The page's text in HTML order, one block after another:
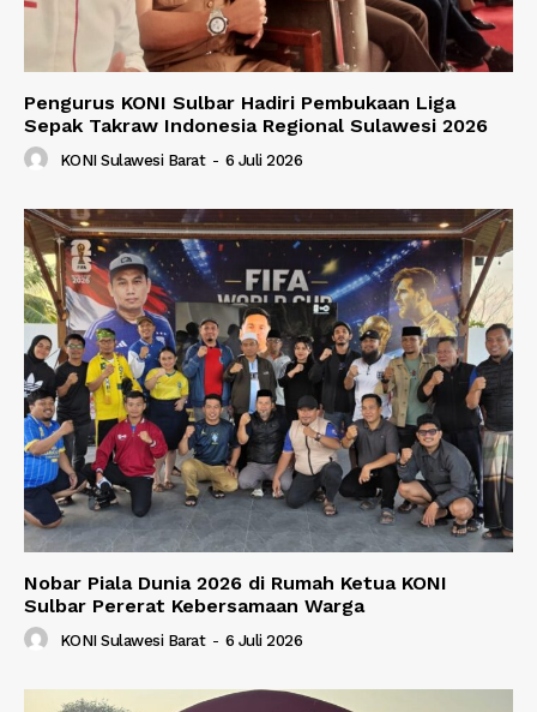
Pengurus KONI Sulbar Hadiri Pembukaan Liga
Sepak Takraw Indonesia Regional Sulawesi 2026
KONI Sulawesi Barat - 6 Juli 2026
Nobar Piala Dunia 2026 di Rumah Ketua KONI
Sulbar Pererat Kebersamaan Warga
KONI Sulawesi Barat - 6 Juli 2026